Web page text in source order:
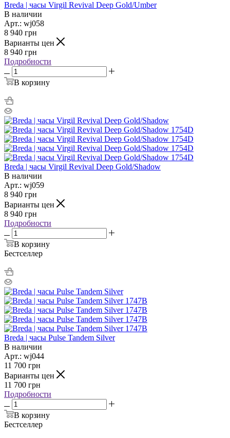
Breda | часы Virgil Revival Deep Gold/Umber
В наличии
Арт.: wj058
8 940 грн
Варианты цен
8 940 грн
Подробности
В корзину
Breda | часы Virgil Revival Deep Gold/Shadow
В наличии
Арт.: wj059
8 940 грн
Варианты цен
8 940 грн
Подробности
В корзину
Бестселлер
Breda | часы Pulse Tandem Silver
В наличии
Арт.: wj044
11 700 грн
Варианты цен
11 700 грн
Подробности
В корзину
Бестселлер